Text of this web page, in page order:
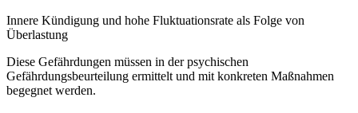
Innere Kündigung und hohe Fluktuationsrate als Folge von
Überlastung
Diese Gefährdungen müssen in der psychischen
Gefährdungsbeurteilung ermittelt und mit konkreten Maßnahmen
begegnet werden.